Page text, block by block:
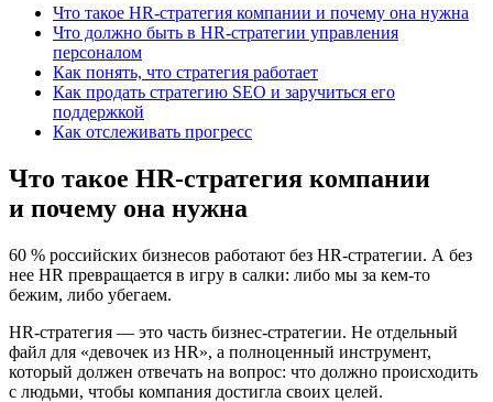
Что такое HR‑стратегия компании и почему она нужна
Что должно быть в HR‑стратегии управления
персоналом
Как понять, что стратегия работает
Как продать стратегию SEO и заручиться его
поддержкой
Как отслеживать прогресс
Что такое HR‑стратегия компании
и почему она нужна
60 % российских бизнесов работают без HR‑стратегии. А без
нее HR превращается в игру в салки: либо мы за кем‑то
бежим, либо убегаем.
HR‑стратегия — это часть бизнес‑стратегии. Не отдельный
файл для «девочек из HR», а полноценный инструмент,
который должен отвечать на вопрос: что должно происходить
с людьми, чтобы компания достигла своих целей.